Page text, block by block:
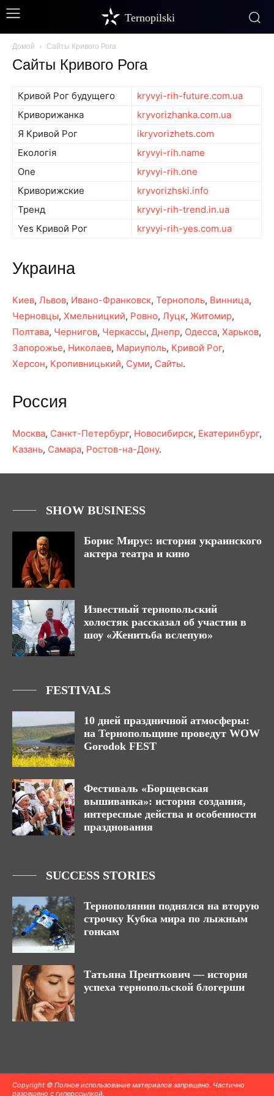
Ternopilski
Домой Сайты Кривого Рога
Сайты Кривого Рога
Кривой Рог будущего
kryvyi-rih-future.com.ua
Криворижанка
kryvorizhanka.com.ua
Я Кривой Рог
ikryvorizhets.com
Екологія
kryvyi-rih.name
One
kryvyi-rih.one
Криворижские
kryvorizhski.info
Тренд
kryvyi-rih-trend.in.ua
Yes Кривой Рог
kryvyi-rih-yes.com.ua
Украина
Киев, Львов, Ивано-Франковск, Тернополь, Винница,
Черновцы, Хмельницкий, Ровно, Луцк, Житомир,
Полтава, Чернигов, Черкассы, Днепр, Одесса, Харьков,
Запорожье, Николаев, Мариуполь, Кривой Рог,
Херсон, Кропивницький, Суми, Сайты.
Россия
Москва, Санкт-Петербург, Новосибирск, Екатеринбург,
Казань, Самара, Ростов-на-Дону.
SHOW BUSINESS
Борис Мирус: история украинского
актера театра и кино
Известный тернопольский
холостяк рассказал об участии в
шоу «Женитьба вслепую»
FESTIVALS
10 дней праздничной атмосферы:
на Тернопольщине проведут WOW
Gorodok FEST
Фестиваль «Борщевская
вышиванка»: история создания,
интересные действа и особенности
празднования
SUCCESS STORIES
Тернополянин поднялся на вторую
строчку Кубка мира по лыжным
гонкам
Татьяна Пренткович — история
успеха тернопольской блогерши
Copyright © Полное использование материалов запрещено. Частично
разрешено с гиперссылкой.